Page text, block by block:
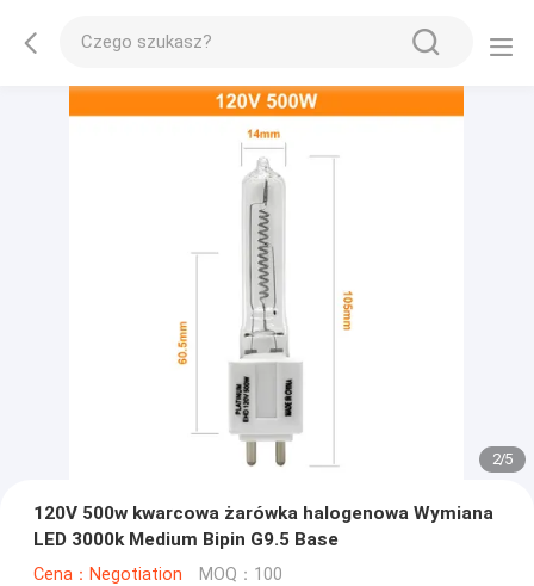
2/5
120V 500w kwarcowa żarówka halogenowa Wymiana
LED 3000k Medium Bipin G9.5 Base
Cena：Negotiation MOQ：100